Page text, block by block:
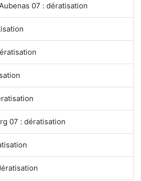
07 : dératisation
07 : dératisation